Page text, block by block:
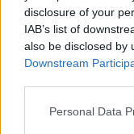
disclosure of your
IAB’s list of
also be disclosed by
Downstream
Please note that
Personal Data
Felhasználónév
rám
Kertészeti, kerti
szaknévsora